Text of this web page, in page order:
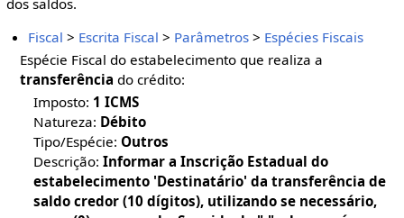
Fiscal > Escrita Fiscal > Parâmetros > Espécies Fiscais
Espécie Fiscal do estabelecimento que realiza a
transferência do crédito:
Imposto: 1 ICMS
Natureza: Débito
Tipo/Espécie: Outros
Descrição:Informar a Inscrição Estadual do
estabelecimento 'Destinatário' da transferência de
saldo credor (10 dígitos), utilizando se necessário,